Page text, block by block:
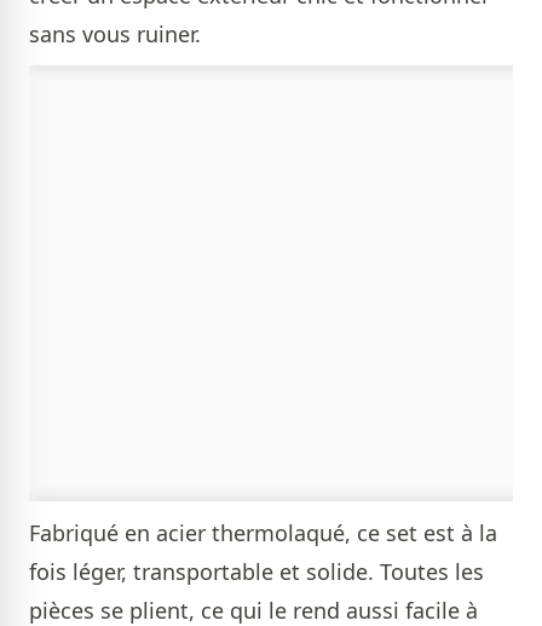
sans vous ruiner.
Fabriqué en acier thermolaqué, ce set est à la
fois léger, transportable et solide. Toutes les
pièces se plient, ce qui le rend aussi facile à